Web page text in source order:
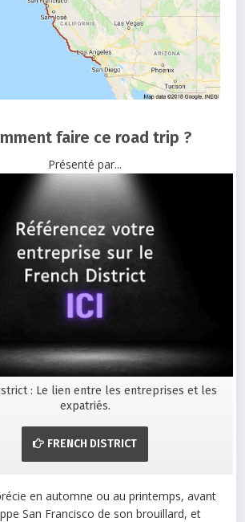
faire ce road trip ?
Présenté par...
: Le lien entre les entreprises et les
expatriés.
FRENCH DISTRICT
en automne ou au printemps, avant
San Francisco de son brouillard, et